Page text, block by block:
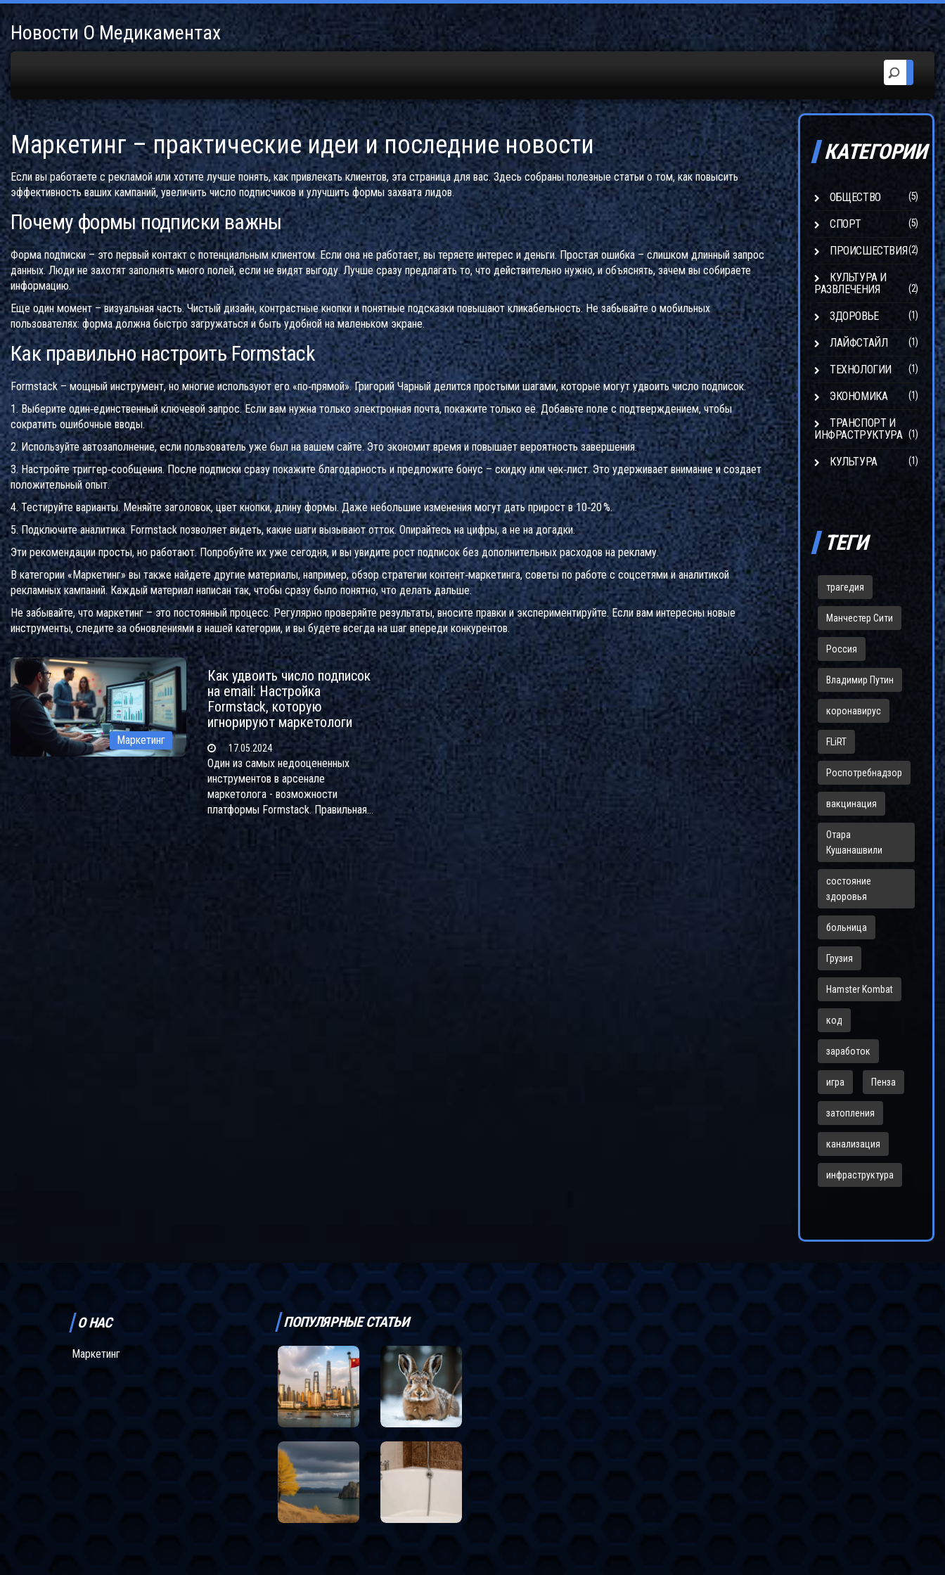
Новости О Медикаментах
Маркетинг – практические идеи и последние новости
Если вы работаете с рекламой или хотите лучше понять, как привлекать клиентов, эта страница для вас. Здесь собраны полезные статьи о том, как повысить
эффективность ваших кампаний, увеличить число подписчиков и улучшить формы захвата лидов.
Почему формы подписки важны
Форма подписки – это первый контакт с потенциальным клиентом. Если она не работает, вы теряете интерес и деньги. Простая ошибка – слишком длинный запрос
данных. Люди не захотят заполнять много полей, если не видят выгоду. Лучше сразу предлагать то, что действительно нужно, и объяснять, зачем вы собираете
информацию.
Еще один момент – визуальная часть. Чистый дизайн, контрастные кнопки и понятные подсказки повышают кликабельность. Не забывайте о мобильных
пользователях: форма должна быстро загружаться и быть удобной на маленьком экране.
Как правильно настроить Formstack
Formstack – мощный инструмент, но многие используют его «по‑прямой». Григорий Чарный делится простыми шагами, которые могут удвоить число подписок.
1. Выберите один‑единственный ключевой запрос. Если вам нужна только электронная почта, покажите только её. Добавьте поле с подтверждением, чтобы
сократить ошибочные вводы.
2. Используйте автозаполнение, если пользователь уже был на вашем сайте. Это экономит время и повышает вероятность завершения.
3. Настройте триггер‑сообщения. После подписки сразу покажите благодарность и предложите бонус – скидку или чек‑лист. Это удерживает внимание и создает
положительный опыт.
4. Тестируйте варианты. Меняйте заголовок, цвет кнопки, длину формы. Даже небольшие изменения могут дать прирост в 10‑20 %.
5. Подключите аналитика. Formstack позволяет видеть, какие шаги вызывают отток. Опирайтесь на цифры, а не на догадки.
Эти рекомендации просты, но работают. Попробуйте их уже сегодня, и вы увидите рост подписок без дополнительных расходов на рекламу.
В категории «Маркетинг» вы также найдете другие материалы, например, обзор стратегии контент‑маркетинга, советы по работе с соцсетями и аналитикой
рекламных кампаний. Каждый материал написан так, чтобы сразу было понятно, что делать дальше.
Не забывайте, что маркетинг – это постоянный процесс. Регулярно проверяйте результаты, вносите правки и экспериментируйте. Если вам интересны новые
инструменты, следите за обновлениями в нашей категории, и вы будете всегда на шаг впереди конкурентов.
Маркетинг
Как удвоить число подписок
на email: Настройка
Formstack, которую
игнорируют маркетологи
17.05.2024
Один из самых недооцененных
инструментов в арсенале
маркетолога - возможности
платформы Formstack. Правильная
настройка и оптимизация форм
подписки с помощью этой сервисной
КАТЕГОРИИ
ОБЩЕСТВО (5)
СПОРТ (5)
ПРОИСШЕСТВИЯ(2)
КУЛЬТУРА И
РАЗВЛЕЧЕНИЯ
(2)
ЗДОРОВЬЕ (1)
ЛАЙФСТАЙЛ (1)
ТЕХНОЛОГИИ (1)
ЭКОНОМИКА (1)
ТРАНСПОРТ И
ИНФРАСТРУКТУРА (1)
КУЛЬТУРА (1)
ТЕГИ
трагедия
Манчестер Сити
Россия
Владимир Путин
коронавирус
FLiRT
Роспотребнадзор
вакцинация
Отара
Кушанашвили
состояние
здоровья
больница
Грузия
Hamster Kombat
код
заработок
игра Пенза
затопления
канализация
инфраструктура
О НАС
Маркетинг
ПОПУЛЯРНЫЕ СТАТЬИ